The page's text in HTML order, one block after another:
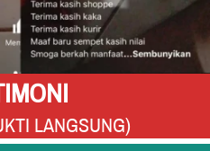
LANGSUNG)